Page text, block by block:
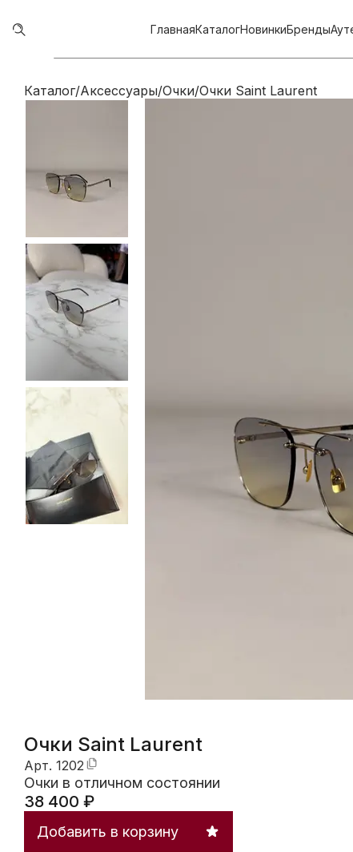
ГлавнаяКаталогНовинкиБренды
Каталог/Аксессуары/Очки/Очки Saint Laurent
Очки Saint Laurent
Арт. 1202
Очки в отличном состоянии
38 400 ₽
Добавить в корзину